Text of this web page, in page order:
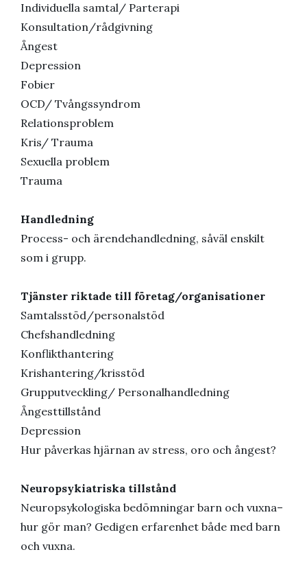
Individuella samtal/ Parterapi
Konsultation/rådgivning
Ångest
Depression
Fobier
OCD/ Tvångssyndrom
Relationsproblem
Kris/ Trauma
Sexuella problem
Trauma
Handledning
Process- och ärendehandledning, såväl enskilt
som i grupp.
Tjänster riktade till företag/organisationer
Samtalsstöd/personalstöd
Chefshandledning
Konflikthantering
Krishantering/krisstöd
Grupputveckling/ Personalhandledning
Ångesttillstånd
Depression
Hur påverkas hjärnan av stress, oro och ångest?
Neuropsykiatriska tillstånd
Neuropsykologiska bedömningar barn och vuxna–
hur gör man? Gedigen erfarenhet både med barn
och vuxna.